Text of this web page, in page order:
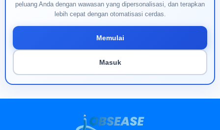
peluang Anda dengan wawasan yang dipersonalisasi, dan terapkan
lebih cepat dengan otomatisasi cerdas.
Memulai
Masuk